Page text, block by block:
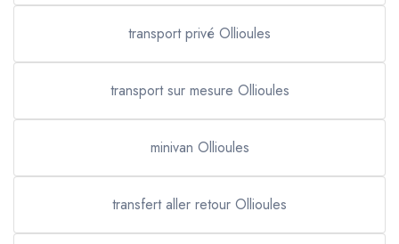
transport privé Ollioules
transport sur mesure Ollioules
minivan Ollioules
transfert aller retour Ollioules